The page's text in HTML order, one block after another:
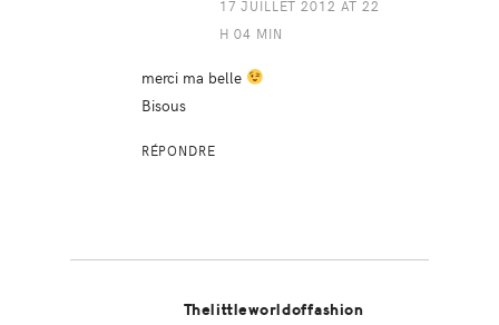
17 JUILLET 2012 AT 22
H 04 MIN
merci ma belle
Bisous
RÉPONDRE
Thelittleworldoffashion